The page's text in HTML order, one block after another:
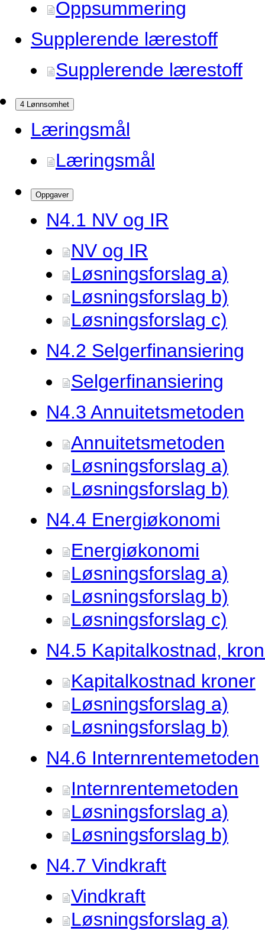
Oppsummering
Supplerende lærestoff
Supplerende lærestoff
4 Lønnsomhet
Læringsmål
Læringsmål
Oppgaver
N4.1 NV og IR
NV og IR
Løsningsforslag a)
Løsningsforslag b)
Løsningsforslag c)
N4.2 Selgerfinansiering
Selgerfinansiering
N4.3 Annuitetsmetoden
Annuitetsmetoden
Løsningsforslag a)
Løsningsforslag b)
N4.4 Energiøkonomi
Energiøkonomi
Løsningsforslag a)
Løsningsforslag b)
Løsningsforslag c)
N4.5 Kapitalkostnad,
Kapitalkostnad kroner
Løsningsforslag a)
Løsningsforslag b)
N4.6 Internrentemetoden
Internrentemetoden
Løsningsforslag a)
Løsningsforslag b)
N4.7 Vindkraft
Vindkraft
Løsningsforslag a)